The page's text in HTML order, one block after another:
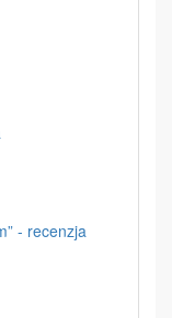
- recenzja